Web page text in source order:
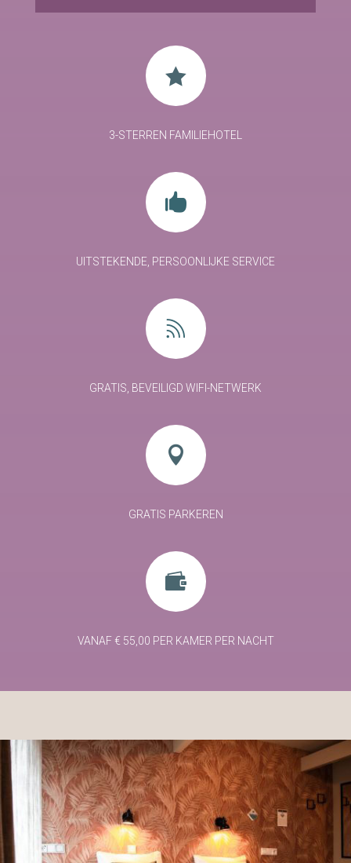

3-STERREN FAMILIEHOTEL

UITSTEKENDE, PERSOONLIJKE SERVICE

GRATIS, BEVEILIGD WIFI-NETWERK

GRATIS PARKEREN

VANAF € 55,00 PER KAMER PER NACHT